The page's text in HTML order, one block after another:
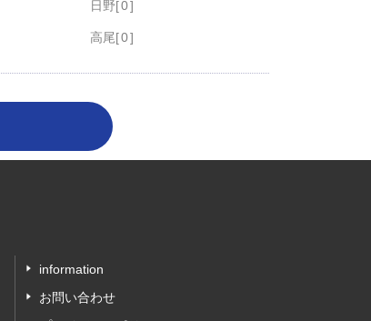
日野 0
高尾 0
information
お問い合わせ